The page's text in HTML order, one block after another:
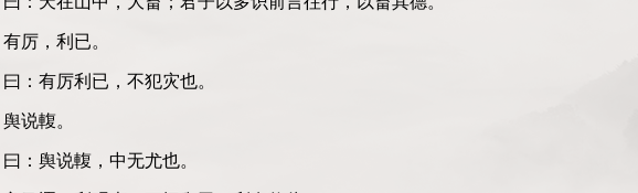
厉，利已。
曰：有厉利已，不犯灾也。
说輹。
曰：舆说輹，中无尤也。